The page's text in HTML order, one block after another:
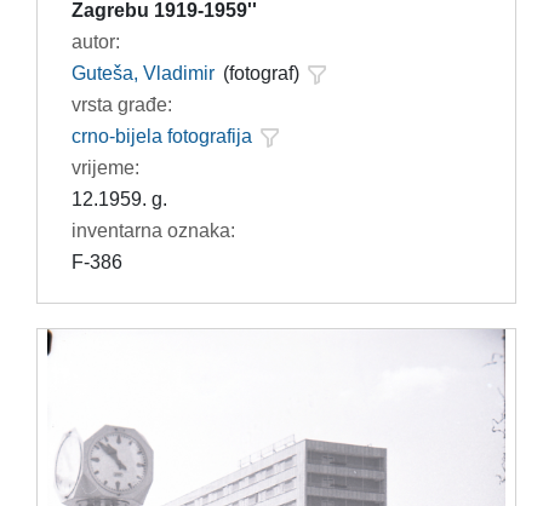
Zagrebu 1919-1959''
autor:
Guteša, Vladimir (fotograf)
vrsta građe:
crno-bijela fotografija
vrijeme:
12.1959. g.
inventarna oznaka:
F-386